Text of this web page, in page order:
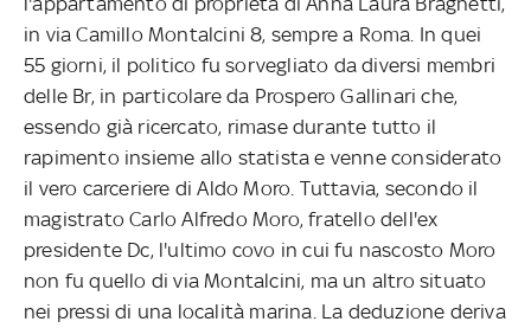
in via Camillo Montalcini 8, sempre a Roma. In quei
55 giorni, il politico fu sorvegliato da diversi membri
delle Br, in particolare da Prospero Gallinari che,
essendo già ricercato, rimase durante tutto il
rapimento insieme allo statista e venne considerato
il vero carceriere di Aldo Moro. Tuttavia, secondo il
magistrato Carlo Alfredo Moro, fratello dell'ex
presidente Dc, l'ultimo covo in cui fu nascosto Moro
non fu quello di via Montalcini, ma un altro situato
nei pressi di una località marina. La deduzione deriva